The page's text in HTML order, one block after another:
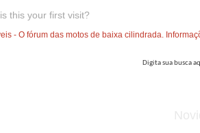
is this your first visit?